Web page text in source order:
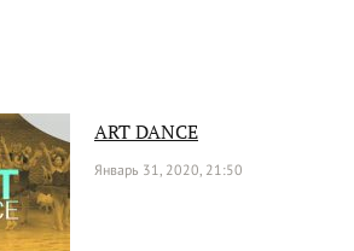
ART DANCE
Январь 31, 2020, 21:50